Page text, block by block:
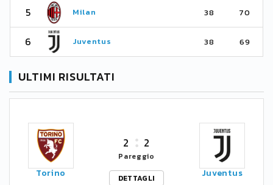
5 Milan 38 70
6 Juventus 38 69
ULTIMI RISULTATI
Torino
2 2
Pareggio
DETTAGLI
Juventus